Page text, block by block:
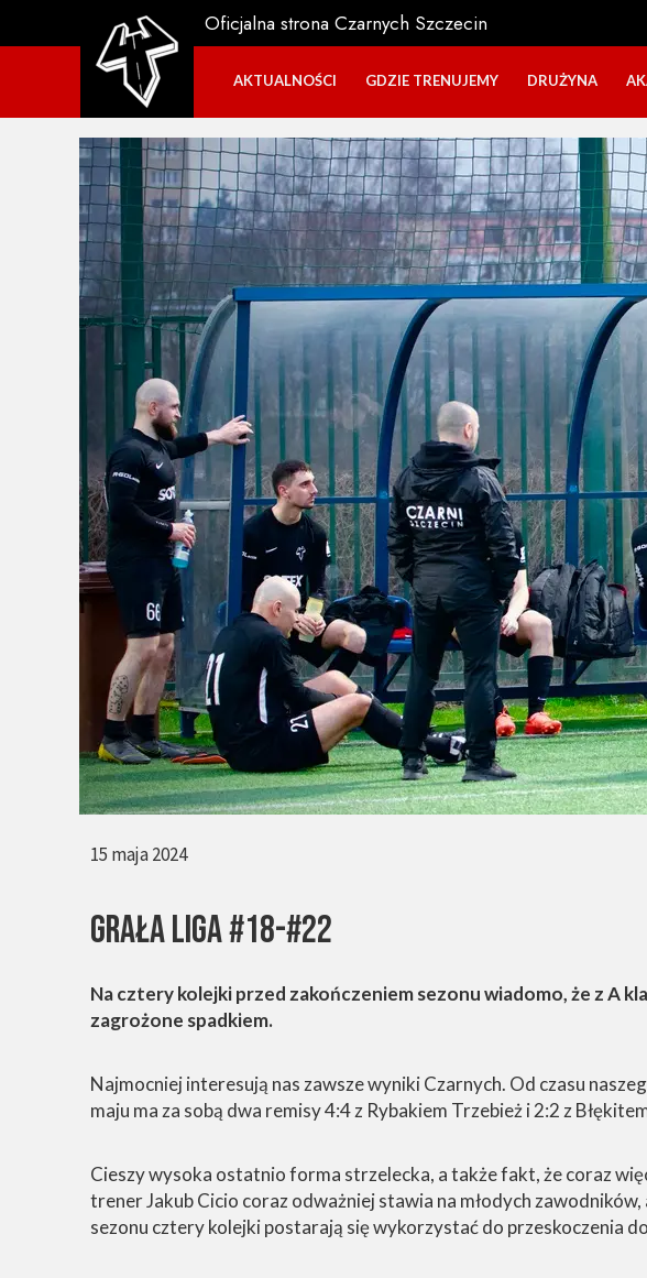
Na cztery kolejki przed zakończeniem sezonu wiadomo, że z A
zagrożone spadkiem.
Najmocniej interesują nas zawsze wyniki Czarnych. Od czasu
maju ma za sobą dwa remisy 4:4 z Rybakiem Trzebież i 2:2 z
Cieszy wysoka ostatnio forma strzelecka, a także fakt, że coraz
trener Jakub Cicio coraz odważniej stawia na młodych
sezonu cztery kolejki postarają się wykorzystać do przeskoczenia
GRAŁA LIGA #18-#22
15 maja 2024
Oficjalna strona Czarnych Szczecin
AKTUALNOŚCI GDZIE TRENUJEMY DRUŻYNA
DOŁĄCZ DO